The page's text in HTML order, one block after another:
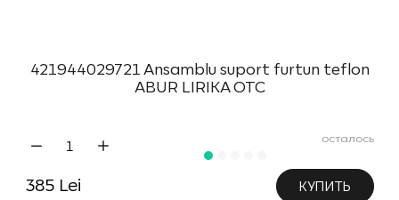
421944029721 Ansamblu suport furtun teflon
ABUR LIRIKA OTC
осталось
385 Lei КУПИТЬ